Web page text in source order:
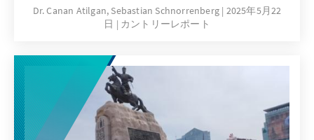
fünf Premierminister, die sich mit den Folgen
dieses historischen Votums
19. Mai 2025, konnte Premierminister Keir
Starmer schließlich als Gastgeber des ersten
offiziellen EU-UK-Gipfels nach dem Brexit
gemeinsam mit Kommissionspräsidentin
Ursula von der Leyen und Ratspräsident
Dr. Canan Atilgan, Sebastian Schnorrenberg 2025年5月22
日
カントリーレポート